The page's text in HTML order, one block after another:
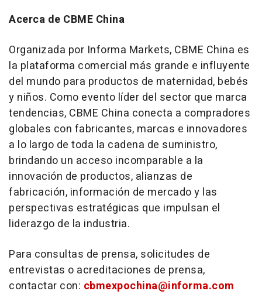
Acerca de CBME China
Organizada por Informa Markets, CBME China es
la plataforma comercial más grande e influyente
del mundo para productos de maternidad, bebés
y niños. Como evento líder del sector que marca
tendencias, CBME China conecta a compradores
globales con fabricantes, marcas e innovadores
a lo largo de toda la cadena de suministro,
brindando un acceso incomparable a la
innovación de productos, alianzas de
fabricación, información de mercado y las
perspectivas estratégicas que impulsan el
liderazgo de la industria.
Para consultas de prensa, solicitudes de
entrevistas o acreditaciones de prensa,
contactar con: cbmexpochina@informa.com